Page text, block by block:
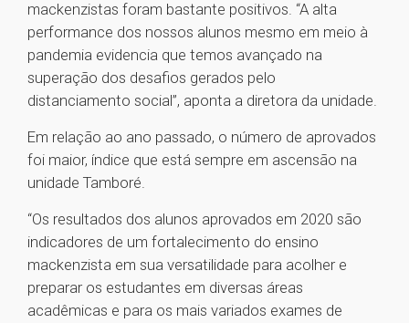
mackenzistas foram bastante positivos. “A alta
performance dos nossos alunos mesmo em meio à
pandemia evidencia que temos avançado na
superação dos desafios gerados pelo
distanciamento social”, aponta a diretora da unidade.
Em relação ao ano passado, o número de aprovados
foi maior, índice que está sempre em ascensão na
unidade Tamboré.
“Os resultados dos alunos aprovados em 2020 são
indicadores de um fortalecimento do ensino
mackenzista em sua versatilidade para acolher e
preparar os estudantes em diversas áreas
acadêmicas e para os mais variados exames de